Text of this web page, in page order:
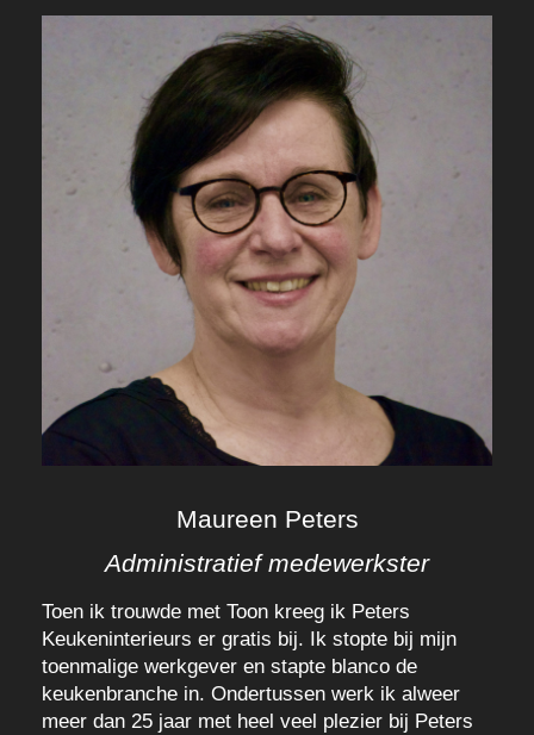
Maureen Peters
Administratief medewerkster
Toen ik trouwde met Toon kreeg ik Peters
Keukeninterieurs er gratis bij. Ik stopte bij mijn
toenmalige werkgever en stapte blanco de
keukenbranche in. Ondertussen werk ik alweer
meer dan 25 jaar met heel veel plezier bij Peters